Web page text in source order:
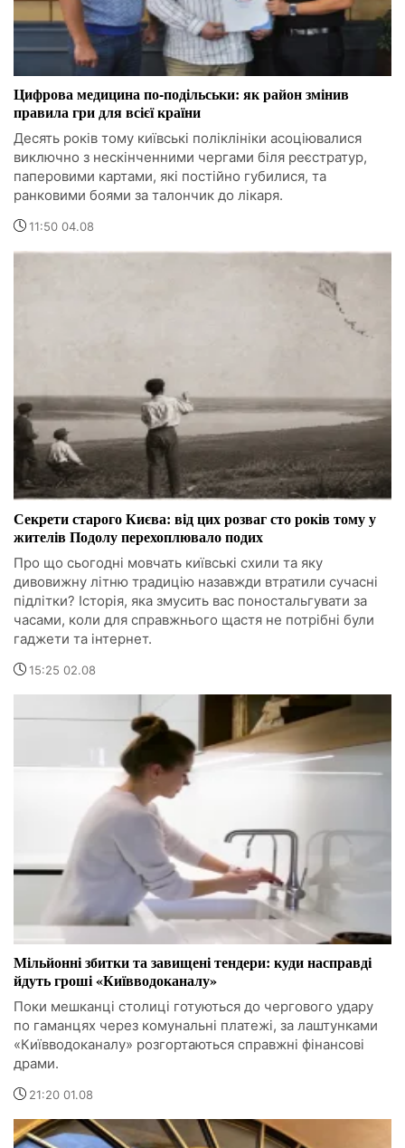
Цифрова медицина по-подільськи: як район змінив
правила гри для всієї країни
Десять років тому київські поліклініки асоціювалися
виключно з нескінченними чергами біля реєстратур,
паперовими картами, які постійно губилися, та
ранковими боями за талончик до лікаря.
11:50 04.08
Секрети старого Києва: від цих розваг сто років тому у
жителів Подолу перехоплювало подих
Про що сьогодні мовчать київські схили та яку
дивовижну літню традицію назавжди втратили сучасні
підлітки? Історія, яка змусить вас поностальгувати за
часами, коли для справжнього щастя не потрібні були
гаджети та інтернет.
15:25 02.08
Мільйонні збитки та завищені тендери: куди насправді
йдуть гроші «Київводоканалу»
Поки мешканці столиці готуються до чергового удару
по гаманцях через комунальні платежі, за лаштунками
«Київводоканалу» розгортаються справжні фінансові
драми.
21:20 01.08